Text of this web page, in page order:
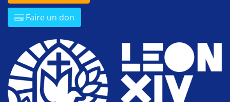
Faire un don